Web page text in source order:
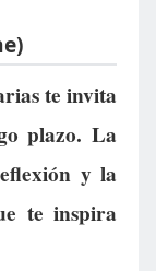
te invita
plazo. La
y la
te inspira